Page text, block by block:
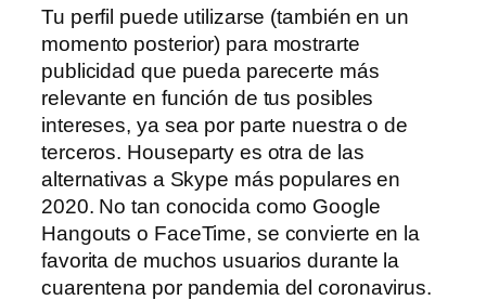
Tu perfil puede utilizarse (también en un
momento posterior) para mostrarte
publicidad que pueda parecerte más
relevante en función de tus posibles
intereses, ya sea por parte nuestra o de
terceros. Houseparty es otra de las
alternativas a Skype más populares en
2020. No tan conocida como Google
Hangouts o FaceTime, se convierte en la
favorita de muchos usuarios durante la
cuarentena por pandemia del coronavirus.